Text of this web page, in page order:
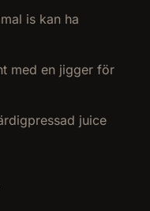
is kan ha
med en jigger för
juice